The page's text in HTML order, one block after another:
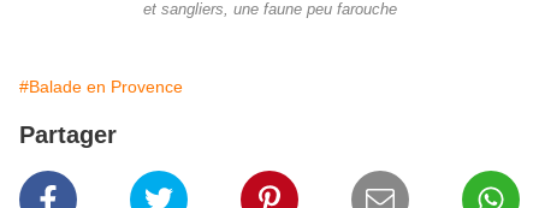
et sangliers, une faune peu farouche
#Balade en Provence
Partager